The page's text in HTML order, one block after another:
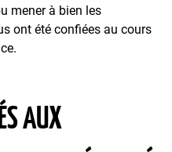
mener à bien les
ont été confiées au cours
AUX